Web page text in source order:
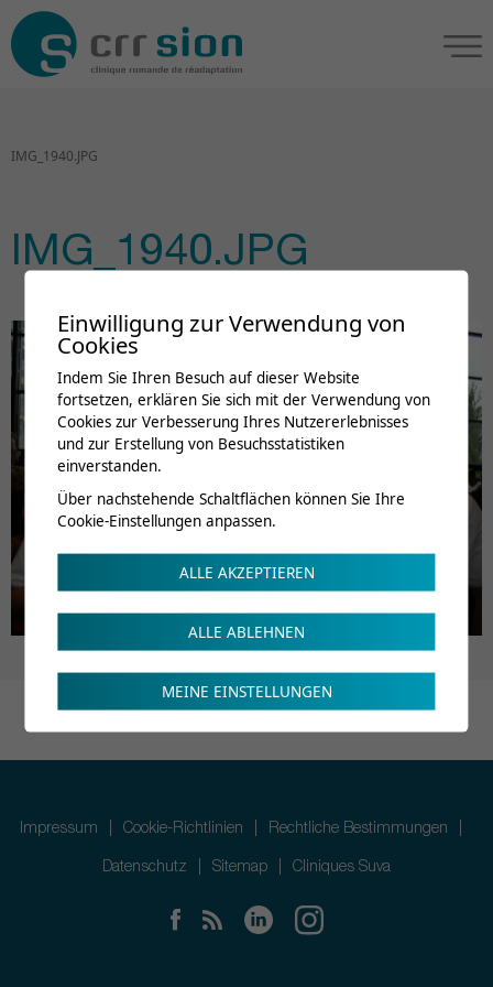
IMG_1940.JPG
IMG_1940.JPG
Einwilligung zur Verwendung von
Cookies
Indem Sie Ihren Besuch auf dieser Website
fortsetzen, erklären Sie sich mit der Verwendung von
Cookies zur Verbesserung Ihres Nutzererlebnisses
und zur Erstellung von Besuchsstatistiken
einverstanden.
Über nachstehende Schaltflächen können Sie Ihre
Cookie-Einstellungen anpassen.
ALLE AKZEPTIEREN
ALLE ABLEHNEN
MEINE EINSTELLUNGEN
Impressum Cookie-Richtlinien Rechtliche Bestimmungen
Datenschutz Sitemap Cliniques Suva